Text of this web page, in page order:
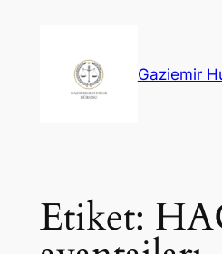
Gaziemir
Etiket: